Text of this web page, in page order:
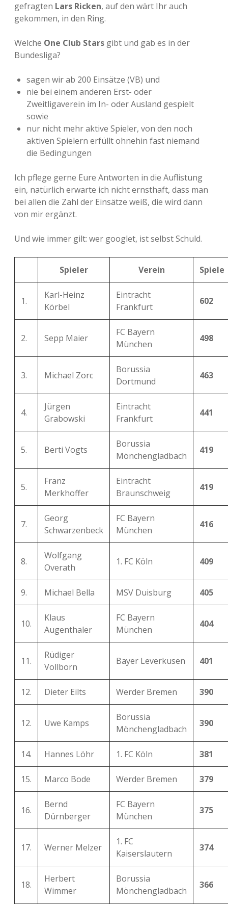
gefragten Lars Ricken, auf den wärt Ihr auch
gekommen, in den Ring.
Welche One Club Stars gibt und gab es in der
Bundesliga?
sagen wir ab 200 Einsätze (VB) und
nie bei einem anderen Erst- oder
Zweitligaverein im In- oder Ausland gespielt
sowie
nur nicht mehr aktive Spieler, von den noch
aktiven Spielern erfüllt ohnehin fast niemand
die Bedingungen
Ich pflege gerne Eure Antworten in die Auflistung
ein, natürlich erwarte ich nicht ernsthaft, dass man
bei allen die Zahl der Einsätze weiß, die wird dann
von mir ergänzt.
Und wie immer gilt: wer googlet, ist selbst Schuld.
Spieler Verein Spiele
1.
Karl-Heinz
Körbel
Eintracht
Frankfurt
602
2. Sepp Maier
FC Bayern
München
498
3. Michael Zorc
Borussia
Dortmund
463
4.
Jürgen
Grabowski
Eintracht
Frankfurt
441
5. Berti Vogts
Borussia
Mönchengladbach
419
5.
Franz
Merkhoffer
Eintracht
Braunschweig
419
7.
Georg
Schwarzenbeck
FC Bayern
München
416
8.
Wolfgang
Overath
1. FC Köln 409
9. Michael Bella MSV Duisburg 405
10.
Klaus
Augenthaler
FC Bayern
München
404
11.
Rüdiger
Vollborn
Bayer Leverkusen 401
12. Dieter Eilts Werder Bremen 390
12. Uwe Kamps
Borussia
Mönchengladbach
390
14. Hannes Löhr 1. FC Köln 381
15. Marco Bode Werder Bremen 379
16.
Bernd
Dürnberger
FC Bayern
München
375
17. Werner Melzer
1. FC
Kaiserslautern
374
18.
Herbert
Wimmer
Borussia
Mönchengladbach
366